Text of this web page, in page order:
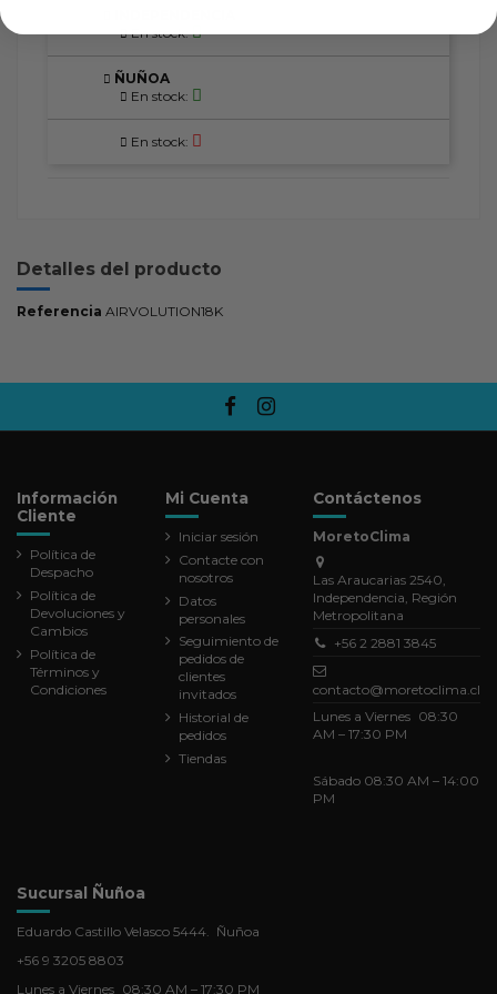
En stock:
ÑUÑOA
En stock:
En stock:
Detalles del producto
Referencia AIRVOLUTION18K
Información
Cliente
Política de
Despacho
Política de
Devoluciones y
Cambios
Política de
Términos y
Condiciones
Mi Cuenta
Iniciar sesión
Contacte con
nosotros
Datos
personales
Seguimiento de
pedidos de
clientes
invitados
Historial de
pedidos
Tiendas
Contáctenos
MoretoClima
Las Araucarias 2540,
Independencia, Región
Metropolitana
+56 2 2881 3845
contacto@moretoclima.cl
Lunes a Viernes 08:30
AM – 17:30 PM
Sábado 08:30 AM – 14:00
PM
Sucursal Ñuñoa
Eduardo Castillo Velasco 5444. Ñuñoa
+56 9 3205 8803
Lunes a Viernes 08:30 AM – 17:30 PM